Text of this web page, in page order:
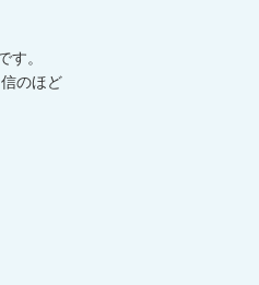
す。
のほど